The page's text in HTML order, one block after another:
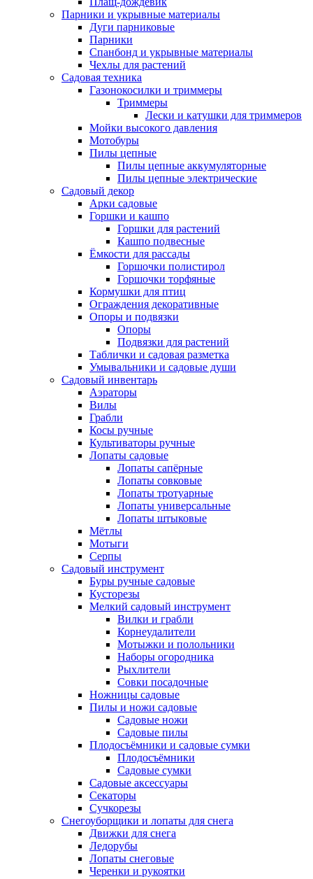
Парники и укрывные материалы
Дуги парниковые
Парники
Спанбонд и укрывные материалы
Чехлы для растений
Садовая техника
Газонокосилки и триммеры
Триммеры
Лески и катушки для триммеров
Мойки высокого давления
Мотобуры
Пилы цепные
Пилы цепные аккумуляторные
Пилы цепные электрические
Садовый декор
Арки садовые
Горшки и кашпо
Горшки для растений
Кашпо подвесные
Ёмкости для рассады
Горшочки полистирол
Горшочки торфяные
Кормушки для птиц
Ограждения декоративные
Опоры и подвязки
Опоры
Подвязки для растений
Таблички и садовая разметка
Умывальники и садовые души
Садовый инвентарь
Аэраторы
Вилы
Грабли
Косы ручные
Культиваторы ручные
Лопаты садовые
Лопаты сапёрные
Лопаты совковые
Лопаты тротуарные
Лопаты универсальные
Лопаты штыковые
Мётлы
Мотыги
Серпы
Садовый инструмент
Буры ручные садовые
Кусторезы
Мелкий садовый инструмент
Вилки и грабли
Корнеудалители
Мотыжки и полольники
Наборы огородника
Рыхлители
Совки посадочные
Ножницы садовые
Пилы и ножи садовые
Садовые ножи
Садовые пилы
Плодосъёмники и садовые сумки
Плодосъёмники
Садовые сумки
Садовые аксессуары
Секаторы
Сучкорезы
Снегоуборщики и лопаты для снега
Движки для снега
Ледорубы
Лопаты снеговые
Черенки и рукоятки